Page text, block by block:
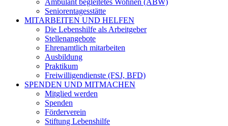
Ambulant begleitetes Wohnen (ABW)
Seniorentagesstätte
MITARBEITEN UND HELFEN
Die Lebenshilfe als Arbeitgeber
Stellenangebote
Ehrenamtlich mitarbeiten
Ausbildung
Praktikum
Freiwilligendienste (FSJ, BFD)
SPENDEN UND MITMACHEN
Mitglied werden
Spenden
Förderverein
Stiftung Lebenshilfe